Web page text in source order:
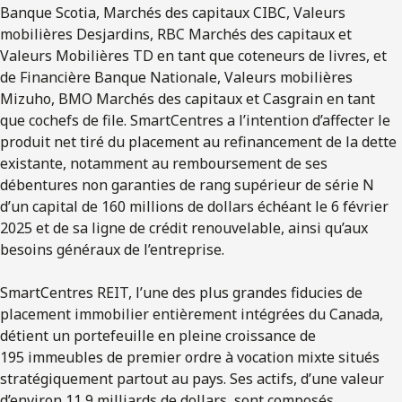
Banque Scotia, Marchés des capitaux CIBC, Valeurs
mobilières Desjardins, RBC Marchés des capitaux et
Valeurs Mobilières TD en tant que coteneurs de livres, et
de Financière Banque Nationale, Valeurs mobilières
Mizuho, BMO Marchés des capitaux et Casgrain en tant
que cochefs de file. SmartCentres a l’intention d’affecter le
produit net tiré du placement au refinancement de la dette
existante, notamment au remboursement de ses
débentures non garanties de rang supérieur de série N
d’un capital de 160 millions de dollars échéant le 6 février
2025 et de sa ligne de crédit renouvelable, ainsi qu’aux
besoins généraux de l’entreprise.
SmartCentres REIT, l’une des plus grandes fiducies de
placement immobilier entièrement intégrées du Canada,
détient un portefeuille en pleine croissance de
195 immeubles de premier ordre à vocation mixte situés
stratégiquement partout au pays. Ses actifs, d’une valeur